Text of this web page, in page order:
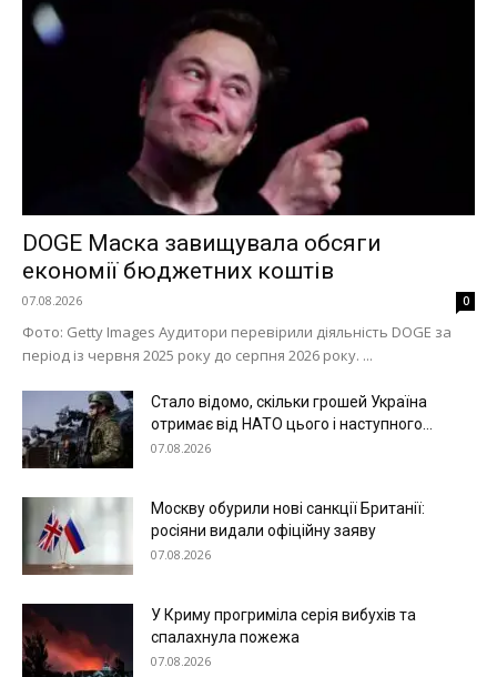
Меню
Україна
Економіка
Світ
Технології
DOGE Маска завищувала обсяги
економії бюджетних коштів
07.08.2026 0
Фото: Getty Images Аудитори перевірили діяльність DOGE за
період із червня 2025 року до серпня 2026 року. ...
Стало відомо, скільки грошей Україна
отримає від НАТО цього і наступного...
07.08.2026
Москву обурили нові санкції Британії:
росіяни видали офіційну заяву
07.08.2026
У Криму прогриміла серія вибухів та
спалахнула пожежа
07.08.2026